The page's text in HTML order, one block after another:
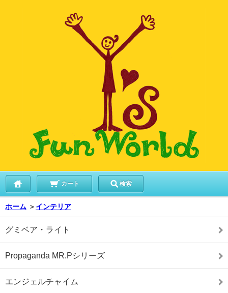
カート 検索
ホーム ＞ インテリア
グミベア・ライト
Propaganda MR.Pシリーズ
エンジェルチャイム